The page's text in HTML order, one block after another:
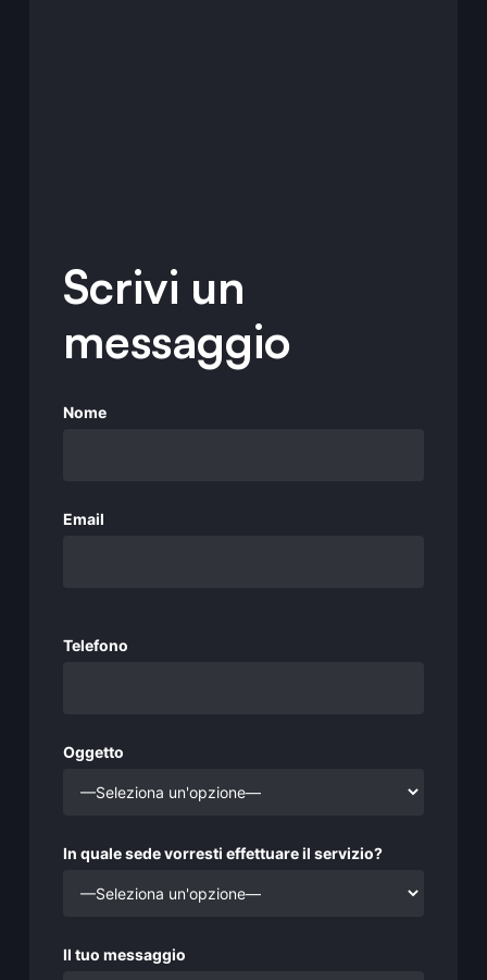
Scrivi un
messaggio
Nome
Email
Telefono
Oggetto
In quale sede vorresti effettuare il servizio?
Il tuo messaggio